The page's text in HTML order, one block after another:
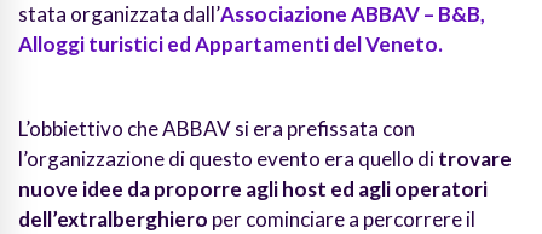
stata organizzata dall’Associazione ABBAV – B&B,
Alloggi turistici ed Appartamenti del Veneto.
L’obbiettivo che ABBAV si era prefissata con
l’organizzazione di questo evento era quello ditrovare
nuove idee da proporre agli host ed agli operatori
dell’extralberghiero per cominciare a percorrere il